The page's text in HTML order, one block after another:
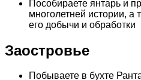
Пособираете янтарь и
многолетней истории, а
его добычи и обработки
Заостровье
Побываете в бухте